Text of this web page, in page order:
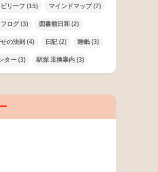
ビリーフ (15) マインドマップ(7)
ログ(3) 図書館日和 (2)
の法則 (4) 日記(2) 睡眠 (3)
ター (3) 駅探 乗換案内 (3)